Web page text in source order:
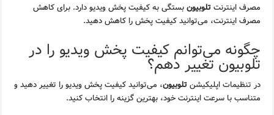
مصرف اینترنتتلوبیونبستگی به کیفیت پخش ویدیو دارد. برای کاهش
مصرف اینترنت، می‌توانید کیفیت پخش را کاهش دهید.
چگونه می‌توانم کیفیت پخش ویدیو را در
تلوبیون تغییر دهم؟
در تنظیمات اپلیکیشنتلوبیون، می‌توانید کیفیت پخش ویدیو را تغییر دهید و
متناسب با سرعت اینترنت خود، بهترین گزینه را انتخاب کنید.